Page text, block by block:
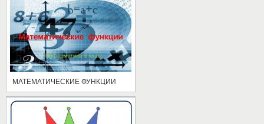
МАТЕМАТИЧЕСКИЕ ФУНКЦИИ